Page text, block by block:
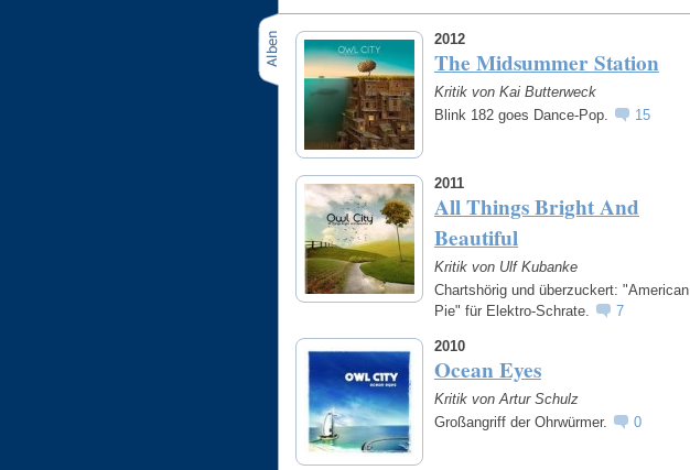
2012
The Midsummer Station
Kritik von Kai Butterweck
Blink 182 goes Dance-Pop.
15
2011
All Things Bright And
Beautiful
Kritik von Ulf Kubanke
Chartshörig und überzuckert: "American
Pie" für Elektro-Schrate.
7
2010
Ocean Eyes
Kritik von Artur Schulz
Großangriff der Ohrwürmer.
0